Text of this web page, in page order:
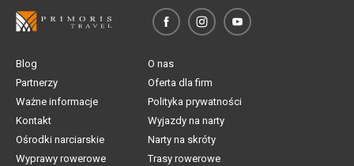
Blog
O nas
Partnerzy
Oferta dla firm
Ważne informacje
Polityka prywatności
Kontakt
Wyjazdy na narty
Ośrodki narciarskie
Narty na skróty
Wyprawy rowerowe
Trasy rowerowe